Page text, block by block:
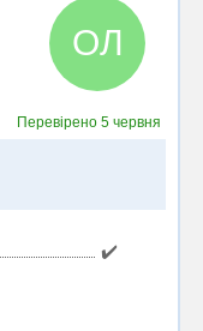
ОЛ
Перевірено 5 червня
✔️